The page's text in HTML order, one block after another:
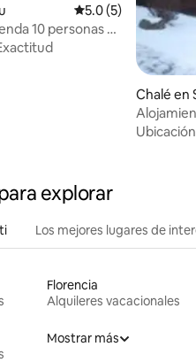
Calificación
5.0 (5)
10 personas 4
Chalé en
urau
Ubicación
explorar
Los mejores lugares de
Florencia
Alquileres vacacionales
Mostrar más